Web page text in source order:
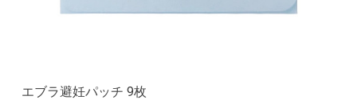
エブラ避妊パッチ 9枚